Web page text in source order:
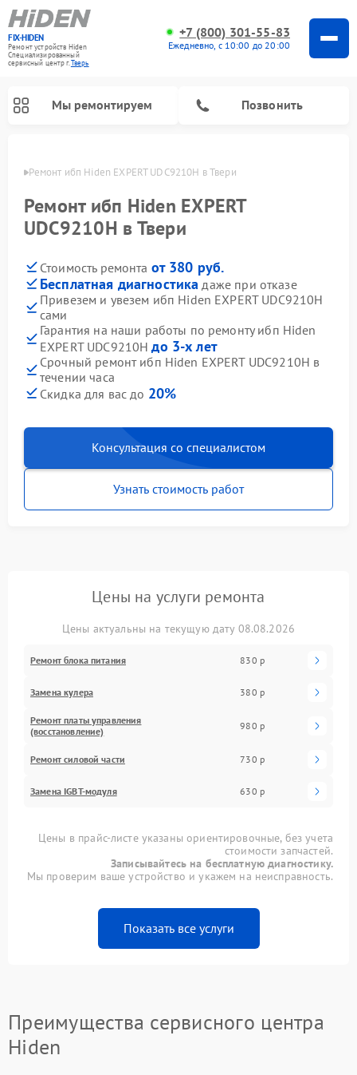
FIX-HIDEN
Ремонт устройств Hiden
Специализированный
cервисный центр г.Тверь
+7 (800) 301-55-83
Ежедневно, с 10:00 до 20:00
Мы ремонтируем Позвонить
Ремонт ибп Hiden EXPERT UDC9210H в Твери
Ремонт ибп Hiden EXPERT
UDC9210H в Твери
Стоимость ремонта от 380 руб.
Бесплатная диагностика даже при отказе
Привезем и увезем ибп Hiden EXPERT UDC9210H
сами
Гарантия на наши работы по ремонту ибп Hiden
EXPERT UDC9210Hдо 3-х лет
Срочный ремонт ибп Hiden EXPERT UDC9210H в
течении часа
Скидка для вас до 20%
Консультация со специалистом
Узнать стоимость работ
Цены на услуги ремонта
Цены актуальны на текущую дату 08.08.2026
Ремонт блока питания 830 р
Замена кулера 380 р
Ремонт платы управления
(восстановление)
980 р
Ремонт силовой части 730 р
Замена IGBT-модуля 630 р
Цены в прайс-листе указаны ориентировочные, без учета
стоимости запчастей.
Записывайтесь на бесплатную диагностику.
Мы проверим ваше устройство и укажем на неисправность.
Показать все услуги
Преимущества сервисного центра
Hiden